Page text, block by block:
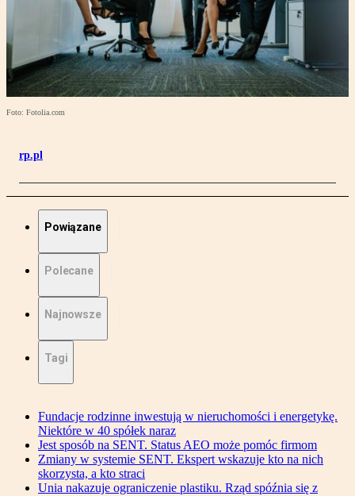
Foto: Fotolia.com
rp.pl
Powiązane
Polecane
Najnowsze
Tagi
Fundacje rodzinne inwestują w nieruchomości i energetykę.
Niektóre w 40 spółek naraz
Jest sposób na SENT. Status AEO może pomóc firmom
Zmiany w systemie SENT. Ekspert wskazuje kto na nich
skorzysta, a kto straci
Unia nakazuje ograniczenie plastiku. Rząd spóźnia się z